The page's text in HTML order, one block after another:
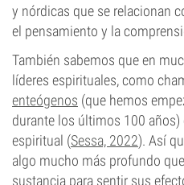
y nórdicas que se relacionan
el pensamiento y la
También sabemos que en
líderes espirituales, como
enteógenos (que hemos
durante los últimos 100
espiritual (Sessa, 2022). Así
algo mucho más profundo
sustancia para sentir sus